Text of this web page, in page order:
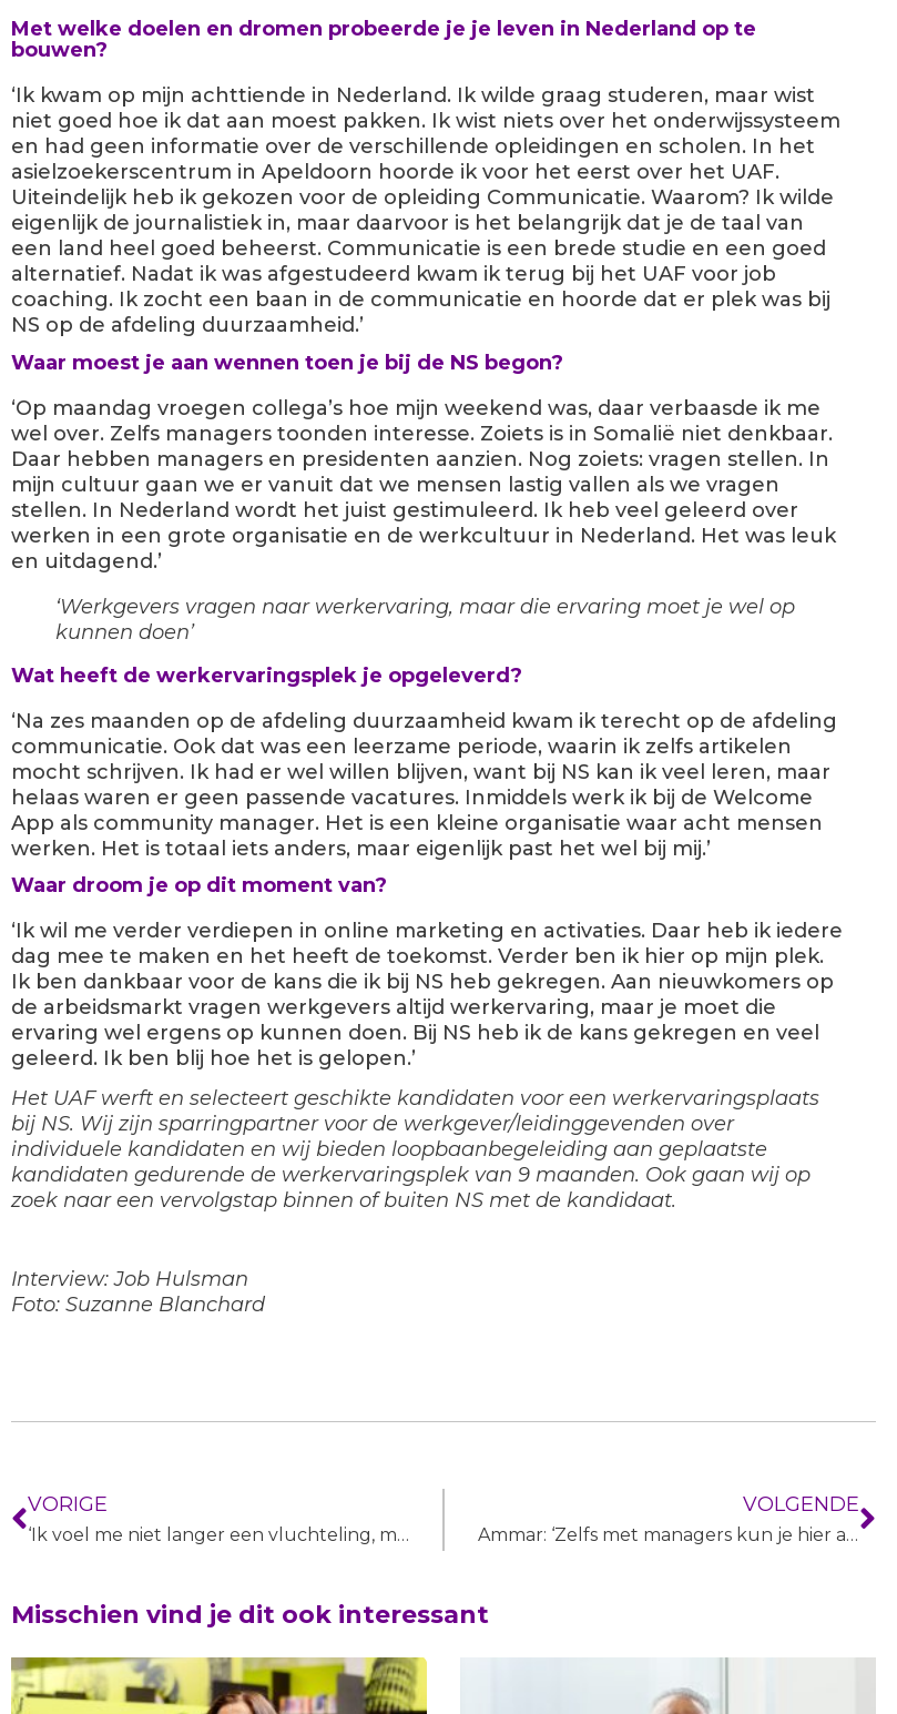
Met welke doelen en dromen probeerde je je leven in Nederland op te
bouwen?
‘Ik kwam op mijn achttiende in Nederland. Ik wilde graag studeren, maar wist
niet goed hoe ik dat aan moest pakken. Ik wist niets over het onderwijssysteem
en had geen informatie over de verschillende opleidingen en scholen. In het
asielzoekerscentrum in Apeldoorn hoorde ik voor het eerst over het UAF.
Uiteindelijk heb ik gekozen voor de opleiding Communicatie. Waarom? Ik wilde
eigenlijk de journalistiek in, maar daarvoor is het belangrijk dat je de taal van
een land heel goed beheerst. Communicatie is een brede studie en een goed
alternatief. Nadat ik was afgestudeerd kwam ik terug bij het UAF voor job
coaching. Ik zocht een baan in de communicatie en hoorde dat er plek was bij
NS op de afdeling duurzaamheid.’
Waar moest je aan wennen toen je bij de NS begon?
‘Op maandag vroegen collega’s hoe mijn weekend was, daar verbaasde ik me
wel over. Zelfs managers toonden interesse. Zoiets is in Somalië niet denkbaar.
Daar hebben managers en presidenten aanzien. Nog zoiets: vragen stellen. In
mijn cultuur gaan we er vanuit dat we mensen lastig vallen als we vragen
stellen. In Nederland wordt het juist gestimuleerd. Ik heb veel geleerd over
werken in een grote organisatie en de werkcultuur in Nederland. Het was leuk
en uitdagend.’
‘Werkgevers vragen naar werkervaring, maar die ervaring moet je wel op
kunnen doen’
Wat heeft de werkervaringsplek je opgeleverd?
‘Na zes maanden op de afdeling duurzaamheid kwam ik terecht op de afdeling
communicatie. Ook dat was een leerzame periode, waarin ik zelfs artikelen
mocht schrijven. Ik had er wel willen blijven, want bij NS kan ik veel leren, maar
helaas waren er geen passende vacatures. Inmiddels werk ik bij de Welcome
App als community manager. Het is een kleine organisatie waar acht mensen
werken. Het is totaal iets anders, maar eigenlijk past het wel bij mij.’
Waar droom je op dit moment van?
‘Ik wil me verder verdiepen in online marketing en activaties. Daar heb ik iedere
dag mee te maken en het heeft de toekomst. Verder ben ik hier op mijn plek.
Ik ben dankbaar voor de kans die ik bij NS heb gekregen. Aan nieuwkomers op
de arbeidsmarkt vragen werkgevers altijd werkervaring, maar je moet die
ervaring wel ergens op kunnen doen. Bij NS heb ik de kans gekregen en veel
geleerd. Ik ben blij hoe het is gelopen.’
Het UAF werft en selecteert geschikte kandidaten voor een werkervaringsplaats
bij NS. Wij zijn sparringpartner voor de werkgever/leidinggevenden over
individuele kandidaten en wij bieden loopbaanbegeleiding aan geplaatste
kandidaten gedurende de werkervaringsplek van 9 maanden. Ook gaan wij op
zoek naar een vervolgstap binnen of buiten NS met de kandidaat.
Interview: Job Hulsman
Foto: Suzanne Blanchard
VORIGE
‘Ik voel me niet langer een vluchteling, maar gewoon Marwa’
VOLGENDE
Ammar: ‘Zelfs met managers kun je hier alles bespreken’
Misschien vind je dit ook interessant